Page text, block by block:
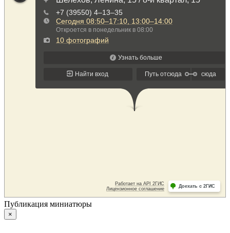
Публикация миниатюры
×